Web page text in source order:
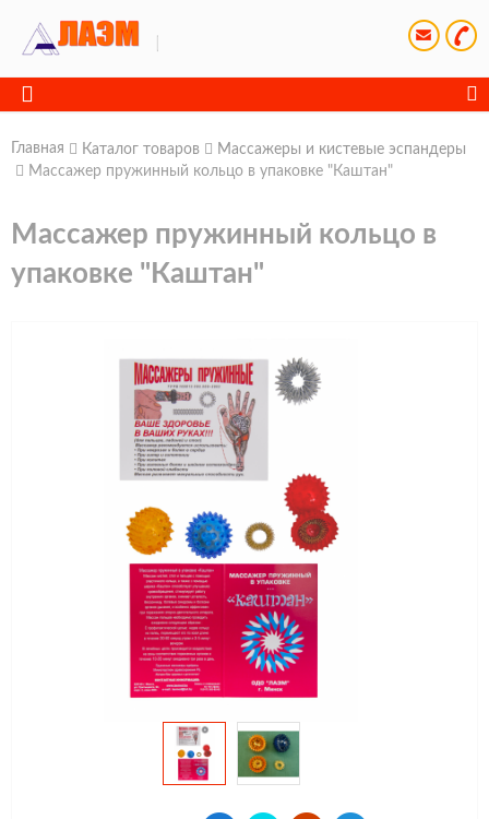
Главная Каталог товаров
Массажеры и кистевые эспандеры
Массажер пружинный кольцо в упаковке "Каштан"
Массажер пружинный кольцо в
упаковке "Каштан"